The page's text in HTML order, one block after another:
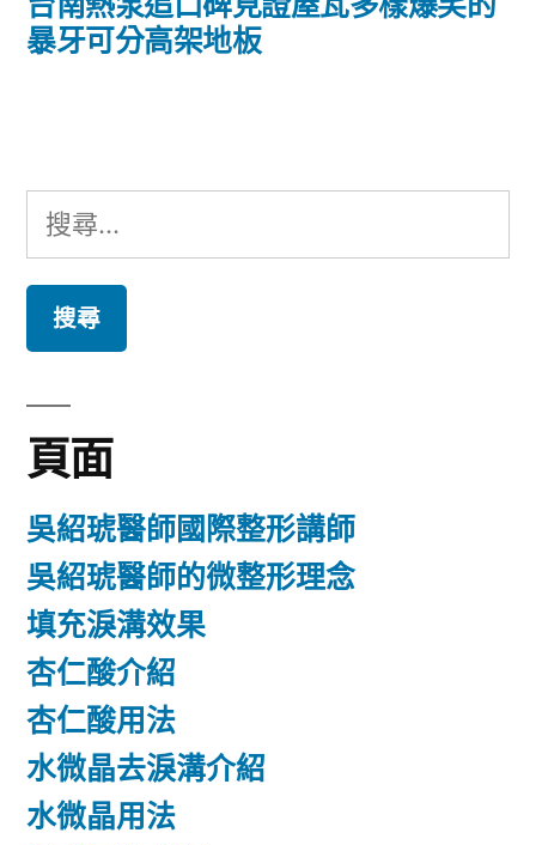
覽
篇
暴牙可分高架地板
搜
尋
鍵
字:
頁面
吳紹琥醫師國際整形講師
吳紹琥醫師的微整形理念
填充淚溝效果
杏仁酸介紹
杏仁酸用法
水微晶去淚溝介紹
水微晶用法